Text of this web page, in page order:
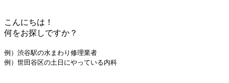
こんにちは！
何をお探しですか？
例）渋谷駅の水まわり修理業者
例）世田谷区の土日にやっている内科